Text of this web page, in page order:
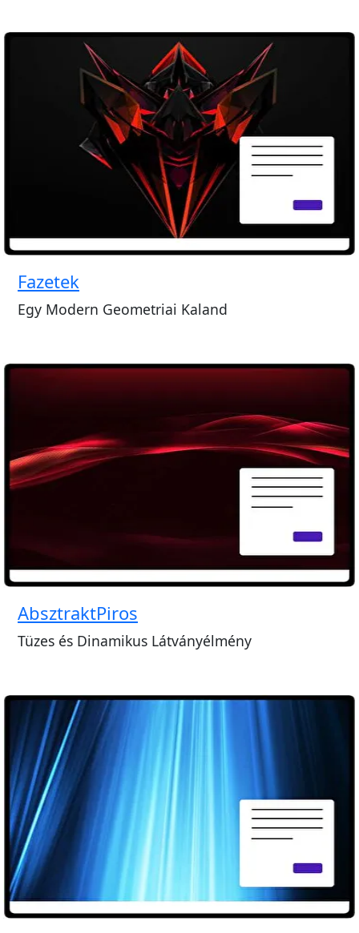
Fazetek
Egy Modern Geometriai Kaland
AbsztraktPiros
Tüzes és Dinamikus Látványélmény